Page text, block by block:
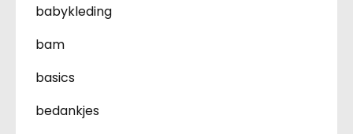
babykleding
bam
basics
bedankjes